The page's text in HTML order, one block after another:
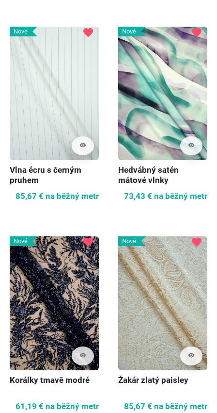
Nové
visibility
favorite
Vlna écru s černým
pruhem
85,67 € na běžný metr
Nové
visibility
favorite
Hedvábný satén
mátové vlnky
73,43 € na běžný metr
Nové
visibility
favorite
Korálky tmavě modré
61,19 € na běžný metr
Nové
visibility
favorite
Žakár zlatý paisley
85,67 € na běžný metr